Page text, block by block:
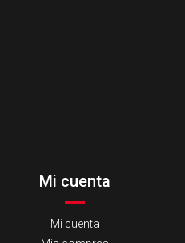
Mi cuenta
Mi cuenta